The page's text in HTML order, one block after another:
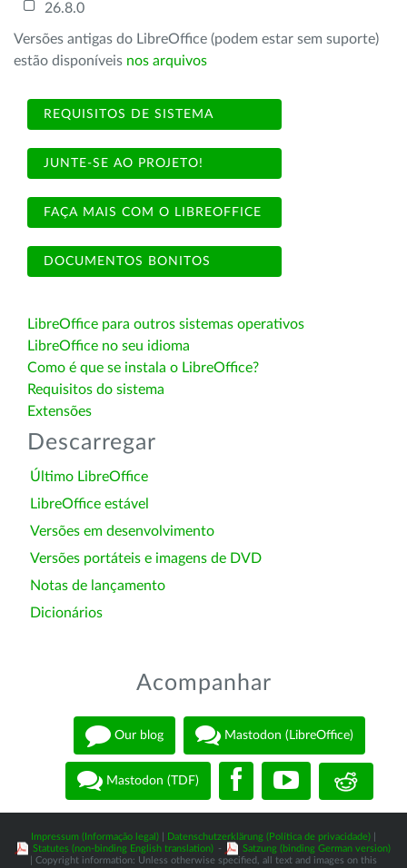
26.8.0
Versões antigas do LibreOffice (podem estar sem suporte)
estão disponíveis nos arquivos
REQUISITOS DE SISTEMA
JUNTE-SE AO PROJETO!
FAÇA MAIS COM O LIBREOFFICE
DOCUMENTOS BONITOS
LibreOffice para outros sistemas operativos
LibreOffice no seu idioma
Como é que se instala o LibreOffice?
Requisitos do sistema
Extensões
Descarregar
Último LibreOffice
LibreOffice estável
Versões em desenvolvimento
Versões portáteis e imagens de DVD
Notas de lançamento
Dicionários
Acompanhar
Our blog Mastodon (LibreOffice)
Mastodon (TDF)
Impressum (Informação legal) Datenschutzerklärung (Política de privacidade)
Statutes (non-binding English translation) -
Satzung (binding German version)
| Copyright information: Unless otherwise specified, all text and images on this